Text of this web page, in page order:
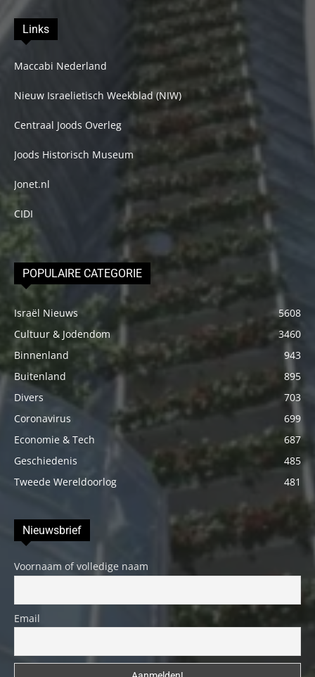
Links
Maccabi Nederland
Nieuw Israelietisch Weekblad (NIW)
Centraal Joods Overleg
Joods Historisch Museum
Jonet.nl
CIDI
POPULAIRE CATEGORIE
Israël Nieuws
5608
Cultuur & Jodendom
3460
Binnenland
943
Buitenland
895
Divers
703
Coronavirus
699
Economie & Tech
687
Geschiedenis
485
Tweede Wereldoorlog
481
Nieuwsbrief
Voornaam of volledige naam
Email